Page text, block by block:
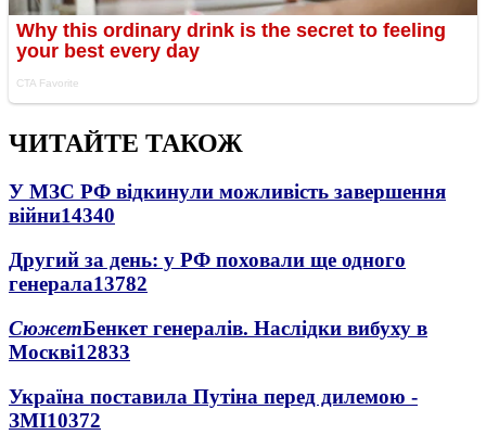
ЧИТАЙТЕ ТАКОЖ
У МЗС РФ відкинули можливість завершення
війни14340
Другий за день: у РФ поховали ще одного
генерала13782
СюжетБенкет генералів. Наслідки вибуху в
Москві12833
Україна поставила Путіна перед дилемою -
ЗМІ10372